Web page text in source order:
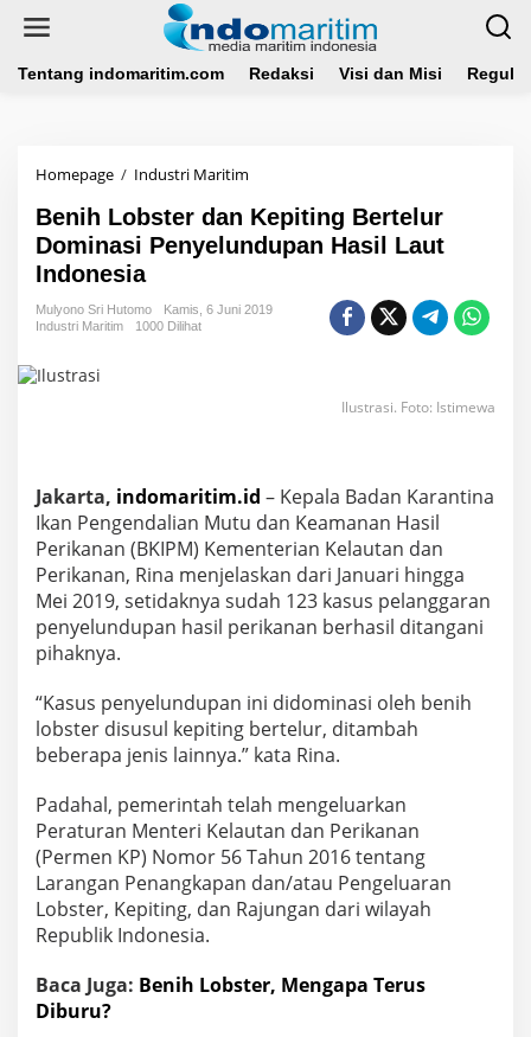
Tentang indomaritim.com Redaksi Visi dan Misi
Homepage / Industri Maritim
n
i
h
o
K
e
p
i
t
i
n
r
t
e
r
D
o
m
n
i
Benih Lobster dan Kepiting Bertelur
Dominasi Penyelundupan Hasil Laut
Indonesia
Mulyono Sri Hutomo
Kamis, 6 Juni 2019
Industri Maritim
1000 Dilihat
Ilustrasi. Foto: Istimewa
Jakarta, indomaritim.id – Kepala Badan Karantina
Ikan Pengendalian Mutu dan Keamanan Hasil
Perikanan (BKIPM) Kementerian Kelautan dan
Perikanan, Rina menjelaskan dari Januari hingga
Mei 2019, setidaknya sudah 123 kasus pelanggaran
penyelundupan hasil perikanan berhasil ditangani
pihaknya.
“Kasus penyelundupan ini didominasi oleh benih
lobster disusul kepiting bertelur, ditambah
beberapa jenis lainnya.” kata Rina.
Padahal, pemerintah telah mengeluarkan
Peraturan Menteri Kelautan dan Perikanan
(Permen KP) Nomor 56 Tahun 2016 tentang
Larangan Penangkapan dan/atau Pengeluaran
Lobster, Kepiting, dan Rajungan dari wilayah
Republik Indonesia.
Baca Juga: Benih Lobster, Mengapa Terus
Diburu?